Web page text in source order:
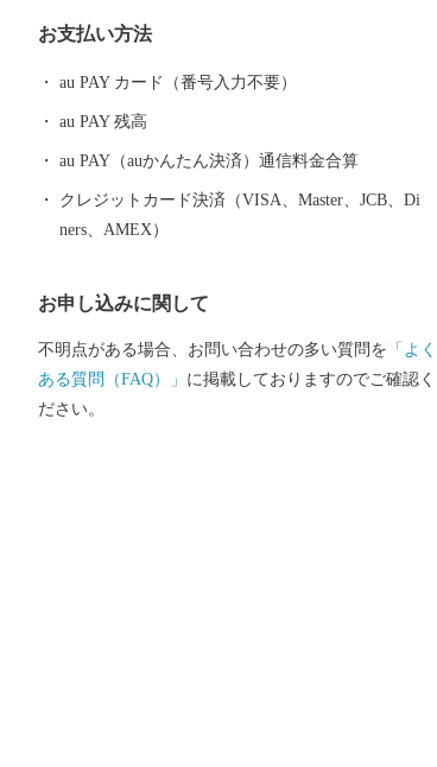
お支払い方法
au PAY カード（番号入力不要）
au PAY 残高
au PAY（auかんたん決済）通信料金合算
クレジットカード決済（VISA、Master、JCB、Di
ners、AMEX）
お申し込みに関して
不明点がある場合、お問い合わせの多い質問を 「よく
ある質問（FAQ）」 に掲載しておりますのでご確認く
ださい。